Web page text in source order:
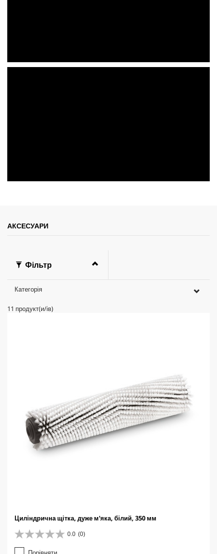
АКСЕСУАРИ
Фільтр
Категорія
11 продукт(и/ів)
Циліндрична щітка, дуже м'яка, білий, 350 мм
0.0 (0)
0
.